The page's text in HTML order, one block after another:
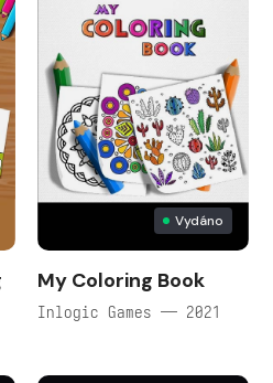
Vydáno
My Coloring Book
Inlogic Games — 2021